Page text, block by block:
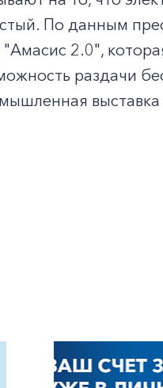
По данным
2.0",
раздачи